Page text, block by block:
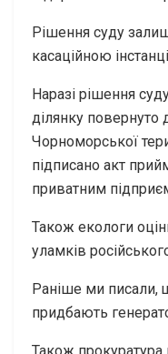
Рішення суду
касаційною
Наразі рішення
ділянку повернуто
Чорноморської
підписано акт
приватним
Також екологи
уламків
Раніше ми писали,
придбають